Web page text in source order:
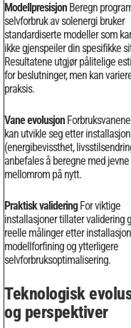
Modellpresisjon Beregn
selvforbruk av solenergi bruker
standardiserte modeller som
ikke gjenspeiler din spesifikke
Resultatene utgjør pålitelige
for beslutninger, men kan
praksis.
Vane evolusjon
kan utvikle seg etter installasjon
(energibevissthet,
anbefales å beregne med jevne
mellomrom på nytt.
Praktisk valideringFor viktige
installasjoner tillater validering
reelle målinger etter installasjon
modellforfining og ytterligere
selvforbruksoptimalisering.
Teknologisk
og perspektiver